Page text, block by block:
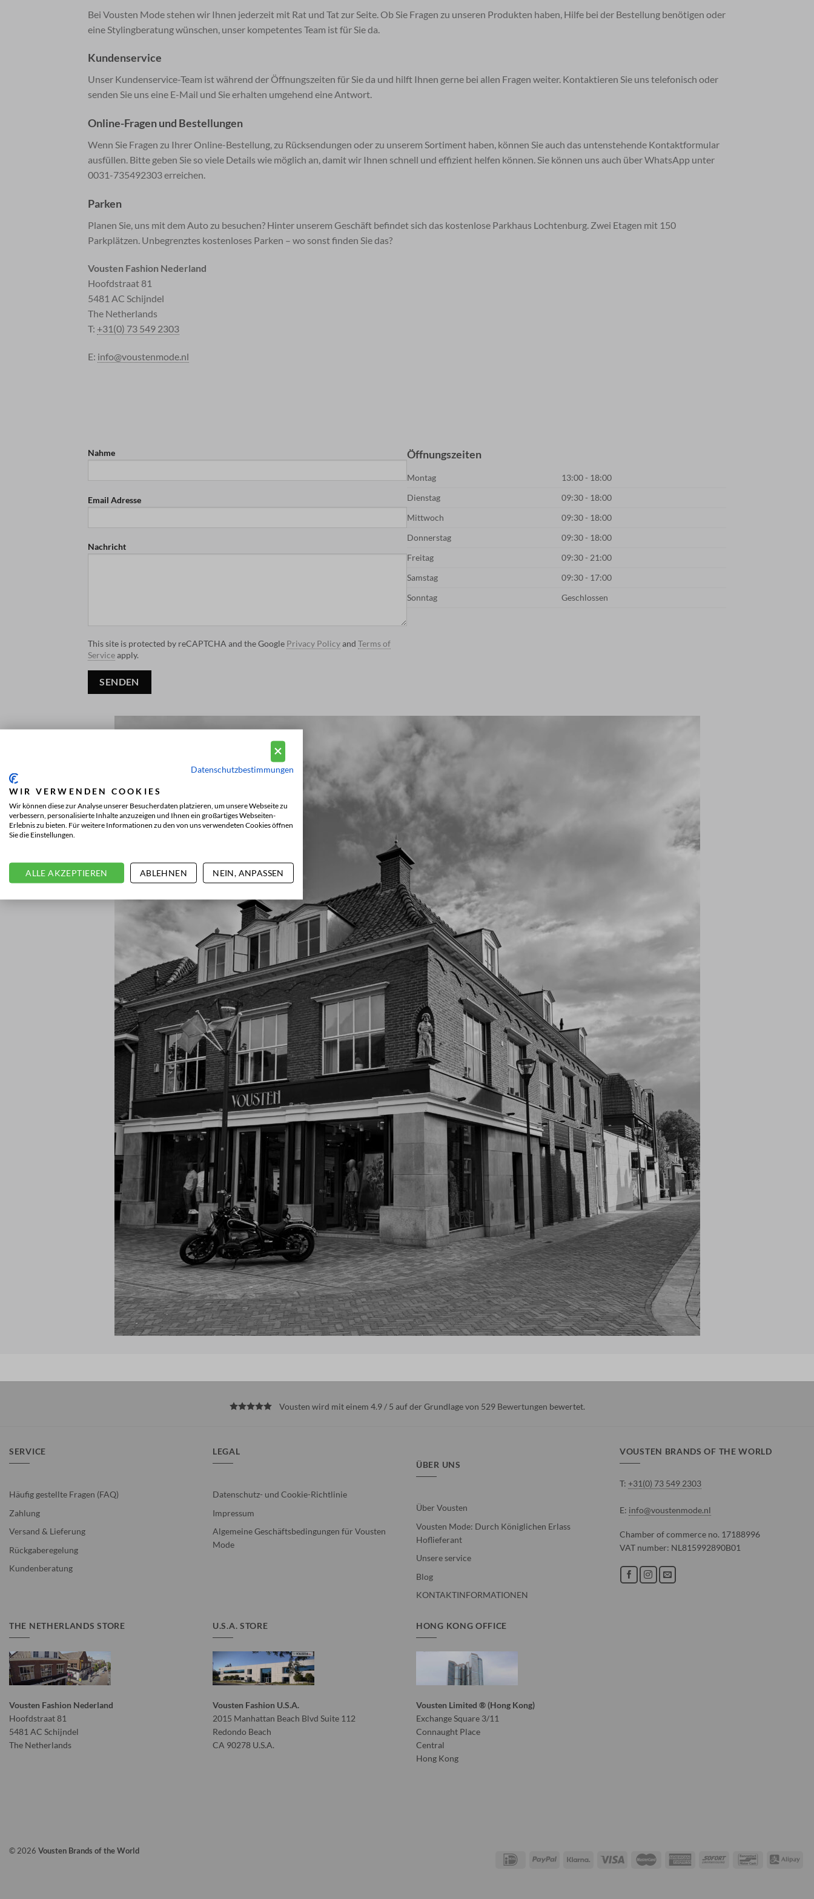
Bei Vousten Mode stehen wir Ihnen jederzeit mit Rat und Tat zur Seite. Ob Sie Fragen zu unseren Produkten haben, Hilfe bei der Bestellung benötigen oder
eine Stylingberatung wünschen, unser kompetentes Team ist für Sie da.
Kundenservice
Unser Kundenservice-Team ist während der Öffnungszeiten für Sie da und hilft Ihnen gerne bei allen Fragen weiter. Kontaktieren Sie uns telefonisch oder
senden Sie uns eine E-Mail und Sie erhalten umgehend eine Antwort.
Online-Fragen und Bestellungen
Wenn Sie Fragen zu Ihrer Online-Bestellung, zu Rücksendungen oder zu unserem Sortiment haben, können Sie auch das untenstehende Kontaktformular
ausfüllen. Bitte geben Sie so viele Details wie möglich an, damit wir Ihnen schnell und effizient helfen können. Sie können uns auch über WhatsApp unter
0031-735492303 erreichen.
Parken
Planen Sie, uns mit dem Auto zu besuchen? Hinter unserem Geschäft befindet sich das kostenlose Parkhaus Lochtenburg. Zwei Etagen mit 150
Parkplätzen. Unbegrenztes kostenloses Parken – wo sonst finden Sie das?
Vousten Fashion Nederland
Hoofdstraat 81
5481 AC Schijndel
The Netherlands
T: +31(0) 73 549 2303
E: info@voustenmode.nl
Nahme
Email Adresse
Nachricht
This site is protected by reCAPTCHA and the Google Privacy Policyand Terms of
Serviceapply.
Öffnungszeiten
Montag
13:00 - 18:00
Dienstag
09:30 - 18:00
Mittwoch
09:30 - 18:00
Donnerstag
09:30 - 18:00
Freitag
09:30 - 21:00
Samstag
09:30 - 17:00
Sonntag
Geschlossen
Vousten wird mit einem 4.9 / 5 auf der Grundlage von 529 Bewertungen bewertet.
SERVICE
Häufig gestellte Fragen (FAQ)
Zahlung
Versand & Lieferung
Rückgaberegelung
Kundenberatung
LEGAL
Datenschutz- und Cookie-Richtlinie
Impressum
Algemeine Geschäftsbedingungen für Vousten
Mode
ÜBER UNS
Über Vousten
Vousten Mode: Durch Königlichen Erlass
Hoflieferant
Unsere service
Blog
KONTAKTINFORMATIONEN
VOUSTEN BRANDS OF THE WORLD
T: +31(0) 73 549 2303
E: info@voustenmode.nl
Chamber of commerce no. 17188996
VAT number: NL815992890B01
THE NETHERLANDS STORE
Vousten Fashion Nederland
Hoofdstraat 81
5481 AC Schijndel
The Netherlands
U.S.A. STORE
Vousten Fashion U.S.A.
2015 Manhattan Beach Blvd Suite 112
Redondo Beach
CA 90278 U.S.A.
HONG KONG OFFICE
Vousten Limited ® (Hong Kong)
Exchange Square 3/11
Connaught Place
Central
Hong Kong
© 2026 Vousten Brands of the World
Datenschutzbestimmungen
WIR VERWENDEN COOKIES
Wir können diese zur Analyse unserer Besucherdaten platzieren, um unsere Webseite zu
verbessern, personalisierte Inhalte anzuzeigen und Ihnen ein großartiges Webseiten-
Erlebnis zu bieten. Für weitere Informationen zu den von uns verwendeten Cookies öffnen
Sie die Einstellungen.
ALLE AKZEPTIEREN ABLEHNEN NEIN, ANPASSEN